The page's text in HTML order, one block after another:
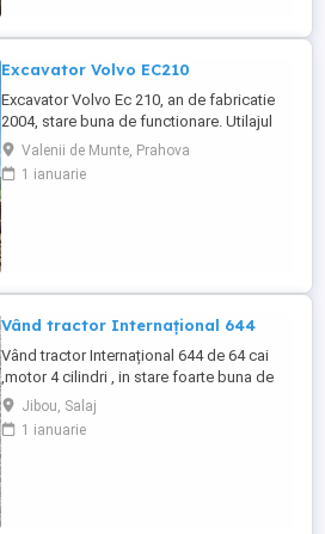
Excavator Volvo EC210
Excavator Volvo Ec 210, an de fabricatie
2004, stare buna de functionare. Utilajul
are cupla hidarulica rapida, linii hidraulice
auxiliare pentru picon, foarfeca, etc.
Motorul este Deutz-Volvo cu racire pe
Valenii de Munte, Prahova
1 ianuarie
Vând tractor Internațional 644
Vând tractor Internațional 644 de 64 cai
,motor 4 cilindri , in stare foarte buna de
functionare, cutie de viteze mecanica cu 2
manete ,ambreiaj priza, cauciucuri in stare
bună ,fara defecte, revizie facuta,
Jibou, Salaj
1 ianuarie